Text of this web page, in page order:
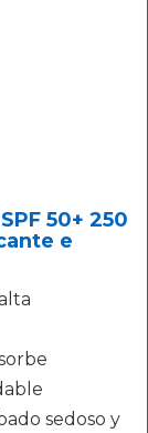
50+ 250
e
sedoso y